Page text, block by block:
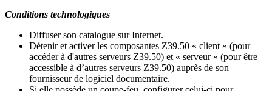
Conditions technologiques
Diffuser son catalogue sur Internet.
Détenir et activer les composantes Z39.50 « client » (pour
accéder à d'autres serveurs Z39.50) et « serveur » (pour être
accessible à d’autres serveurs Z39.50) auprès de son
fournisseur de logiciel documentaire.